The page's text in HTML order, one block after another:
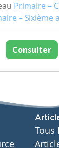
Primaire –
– Sixième
Consulter
Tous